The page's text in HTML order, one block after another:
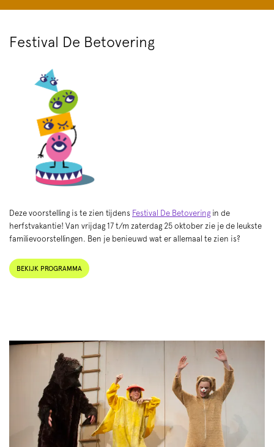
Festival De Betovering
Deze voorstelling is te zien tijdens Festival De Betovering in de
herfstvakantie! Van vrijdag 17 t/m zaterdag 25 oktober zie je de leukste
familievoorstellingen. Ben je benieuwd wat er allemaal te zien is?
BEKIJK PROGRAMMA